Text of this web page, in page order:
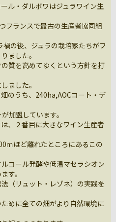
ル・ダルボワはジュラワイン生
フランスで最古の生産者協同組
の後、ジュラの栽培家たちがフ
ました。
質を高めてゆくという方針を打
ました。
のうち、240ha,AOCコート・デ
加盟しています。
、２番目に大きなワイン生産者
ｍほど離れたところにあるこの
コール発酵や低温マセラシオン
す。
（リュット・レゾネ）の実践を
めに全ての畑がより自然環境に